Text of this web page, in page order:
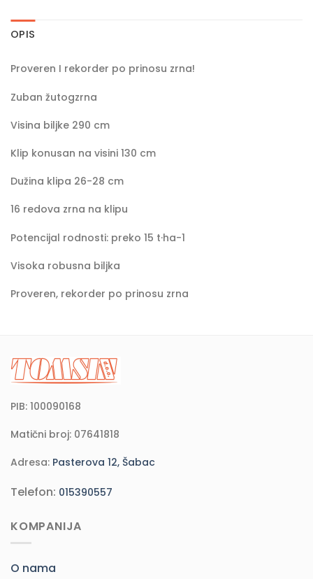
OPIS
Proveren I rekorder po prinosu zrna!
Zuban žutogzrna
Visina biljke 290 cm
Klip konusan na visini 130 cm
Dužina klipa 26-28 cm
16 redova zrna na klipu
Potencijal rodnosti: preko 15 t·ha-1
Visoka robusna biljka
Proveren, rekorder po prinosu zrna
PIB: 100090168
Matični broj: 07641818
Adresa: Pasterova 12, Šabac
Telefon: 015390557
KOMPANIJA
O nama